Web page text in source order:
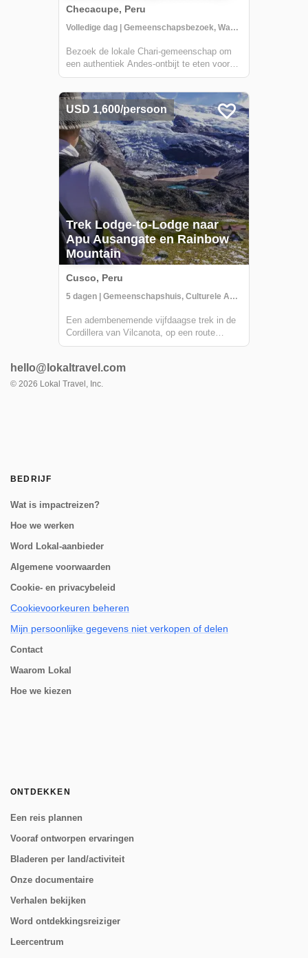
Checacupe, Peru
Volledige dag | Gemeenschapsbezoek, Wandelen, Tijd in de Natuur
Bezoek de lokale Chari-gemeenschap om
een authentiek Andes-ontbijt te eten voordat
u naar de beroemde Vinicunca - beter
Naast de spectaculaire locatie van het
kleurrijke terrein, krijgt u ook fantastische
uitz...
USD 1,600/persoon
Trek Lodge-to-Lodge naar
Apu Ausangate en Rainbow
Mountain
Cusco, Peru
5 dagen | Gemeenschapshuis, Culturele Activiteiten, Trekking
Een adembenemende vijfdaagse trek in de
Cordillera van Vilcanota, op een route
genaamd de Camino del Apu Ausangate.
die bekend staan als "Tambos" - die worden
beheerd door de herdersgemeenschappen
hello@lokaltravel.com
© 2026 Lokal Travel, Inc.
BEDRIJF
Wat is impactreizen?
Hoe we werken
Word Lokal-aanbieder
Algemene voorwaarden
Cookie- en privacybeleid
Cookievoorkeuren beheren
Mijn persoonlijke gegevens niet verkopen of delen
Contact
Waarom Lokal
Hoe we kiezen
ONTDEKKEN
Een reis plannen
Vooraf ontworpen ervaringen
Bladeren per land/activiteit
Onze documentaire
Verhalen bekijken
Word ontdekkingsreiziger
Leercentrum